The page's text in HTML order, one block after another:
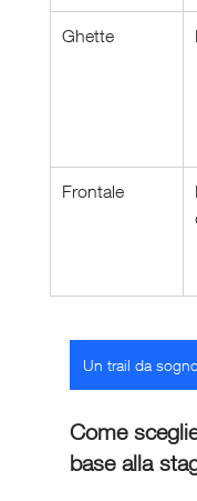
Ghette
Frontale
Come
base alla